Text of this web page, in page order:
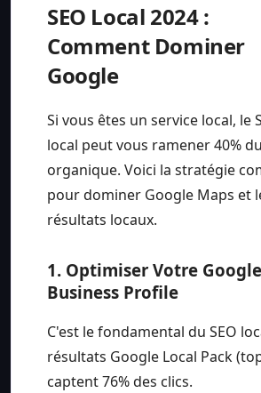
SEO Local 2024 :
Comment Dominer
Google
Si vous êtes un service local, le
local peut vous ramener 40%
organique. Voici la stratégie
pour dominer Google Maps et
résultats locaux.
1. Optimiser Votre Google
Business Profile
C'est le fondamental du SEO
résultats Google Local Pack
captent 76% des clics.